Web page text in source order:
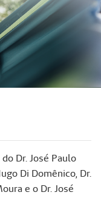
Dr. José Paulo
Di Domênico, Dr.
e o Dr. José